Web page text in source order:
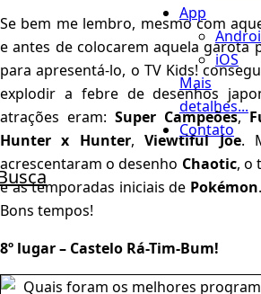
App
iOS
Mais
detalhes...
Contato
Se bem me lembro, mesmo com
e antes de colocarem aquela garota
para apresentá-lo, o TV Kids!
explodir a febre de desenhos
atrações eram: Super Campeões,
Hunter x Hunter,Viewtiful Joe.
acrescentaram o desenho Chaotic, o
e as temporadas iniciais de Pokémon
Bons tempos!
8º lugar – Castelo Rá-Tim-Bum!